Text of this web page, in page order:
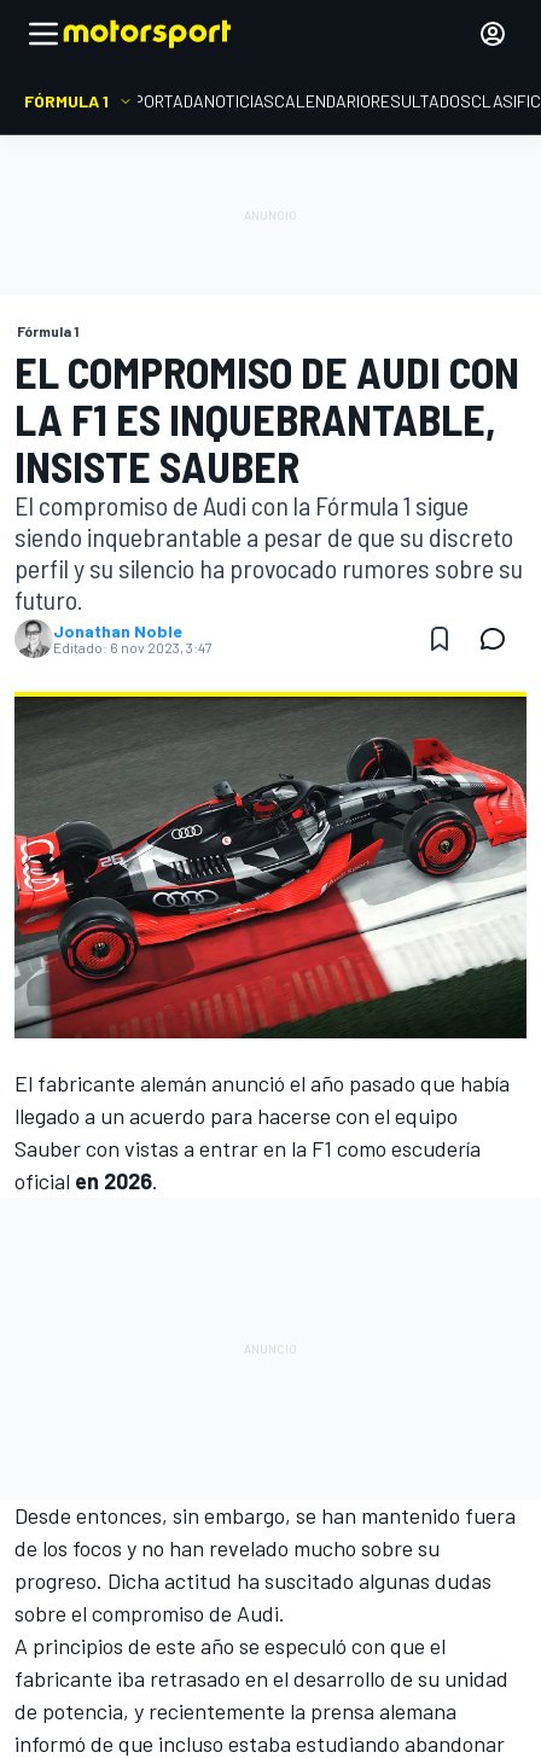
FÓRMULA 1 PORTADANOTICIASCALENDARIORESULTADOS
Fórmula 1
EL COMPROMISO DE AUDI CON
LA F1 ES INQUEBRANTABLE,
INSISTE SAUBER
El compromiso de Audi con la Fórmula 1 sigue
siendo inquebrantable a pesar de que su discreto
perfil y su silencio ha provocado rumores sobre su
futuro.
Jonathan Noble
Editado: 6 nov 2023, 3:47
El fabricante alemán anunció el año pasado que había
llegado a un acuerdo para hacerse con el equipo
Saubercon vistas a entrar en la F1 como escudería
oficial en 2026.
Desde entonces, sin embargo, se han mantenido fuera
de los focos y no han revelado mucho sobre su
progreso. Dicha actitud ha suscitado algunas dudas
sobre el compromiso de Audi.
A principios de este año se especuló con que el
fabricante iba retrasado en el desarrollo de su unidad
de potencia, y recientemente la prensa alemana
informó de que incluso estaba estudiando abandonar